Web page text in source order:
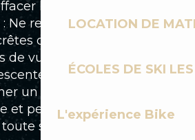
LOCATION DE
ÉCOLES DE SKI
L'expérience Bike
la difficulté.
: Ne restez pas le nez dans
offrent l’un des
de vue sur le domaine.
vers la Mouille
un peu les freins, le
et permet de prendre une
sécurité.